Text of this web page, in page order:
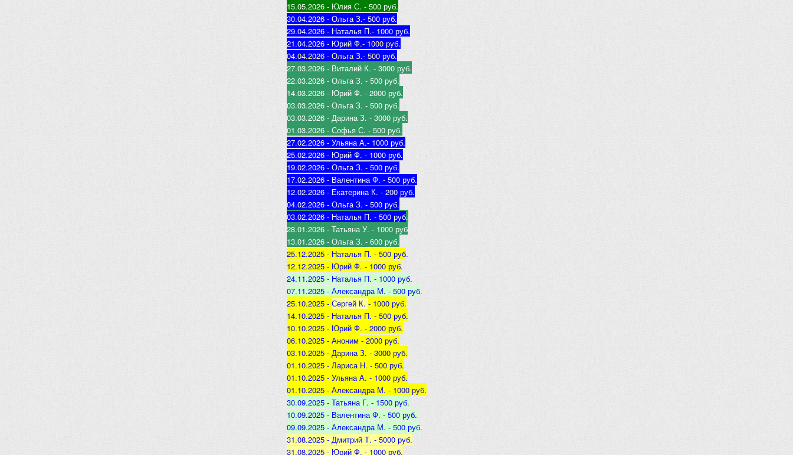
15.05.2026 - Юлия С. - 500 руб.
30.04.2026 - Ольга З.- 500 руб.
29.04.2026 - Наталья П.- 1000 руб.
21.04.2026 - Юрий Ф.- 1000 руб.
04.04.2026 - Ольга З.- 500 руб.
27.03.2026 - Виталий К. - 3000 руб.
22.03.2026 - Ольга З. - 500 руб.
14.03.2026 - Юрий Ф. - 2000 руб.
03.03.2026 - Ольга З. - 500 руб.
03.03.2026 - Дарина З. - 3000 руб.
01.03.2026 - Софья С. - 500 руб.
27.02.2026 - Ульяна А.- 1000 руб.
25.02.2026 - Юрий Ф. - 1000 руб.
19.02.2026 - Ольга З. - 500 руб.
17.02.2026 - Валентина Ф. - 500 руб.
12.02.2026 - Екатерина К. - 200 руб.
04.02.2026 - Ольга З. - 500 руб.
03.02.2026 - Наталья П. - 500 руб.
28.01.2026 - Татьяна У. - 1000 руб
13.01.2026 - ОльгаЗ. - 600 руб.
25.12.2025 - Наталья П. - 500 руб.
12.12.2025 - Юрий Ф. - 1000 руб.
24.11.2025 - Наталья П. - 1000 руб.
07.11.2025 - Александра М. - 500 руб.
25.10.2025 - Сергей К. - 1000 руб.
14.10.2025 - Наталья П. - 500 руб.
10.10.2025 - Юрий Ф. - 2000 руб.
06.10.2025 - Аноним - 2000 руб.
03.10.2025 - Дарина З. - 3000 руб.
01.10.2025 - Лариса Н. - 500 руб.
01.10.2025 - Ульяна А. - 1000 руб.
01.10.2025 - Александра М. - 1000 руб.
30.09.2025 - Татьяна Г. - 1500 руб.
10.09.2025 - Валентина Ф. - 500 руб.
09.09.2025 - Александра М. - 500 руб.
31.08.2025 - Дмитрий Т. - 5000 руб.
31.08.2025 - Юрий Ф. - 1000 руб.